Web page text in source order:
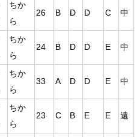
ちか
ら
26 B D D C 中
ちか
ら
24 B D D E 中
ちか
ら
33 A D D E 中
ちか
ら
23 C B E E 遠